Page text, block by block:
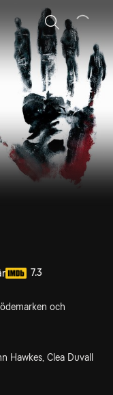
Sök
7.3
och
Hawkes, Clea Duvall